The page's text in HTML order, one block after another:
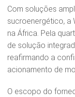
Com soluções
sucroenergético, a
na África. Pela
de solução
reafirmando a
acionamento de
O escopo do